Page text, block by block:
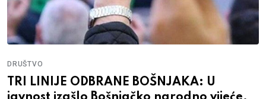
DRUŠTVO
TRI LINIJE ODBRANE BOŠNJAKA: U